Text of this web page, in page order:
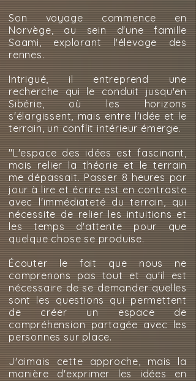
Son voyage commence en
Norvège, au sein d'une famille
Saami, explorant l'élevage des
rennes.
Intrigué, il entreprend une
recherche qui le conduit jusqu'en
Sibérie, où les horizons
s'élargissent, mais entre l'idée et le
terrain, un conflit intérieur émerge.
"L'espace des idées est fascinant,
mais relier la théorie et le terrain
me dépassait. Passer 8 heures par
jour à lire et écrire est en contraste
avec l'immédiateté du terrain, qui
nécessite de relier les intuitions et
les temps d'attente pour que
quelque chose se produise.
Écouter le fait que nous ne
comprenons pas tout et qu'il est
nécessaire de se demander quelles
sont les questions qui permettent
de créer un espace de
compréhension partagée avec les
personnes sur place.
J'aimais cette approche, mais la
manière d'exprimer les idées en